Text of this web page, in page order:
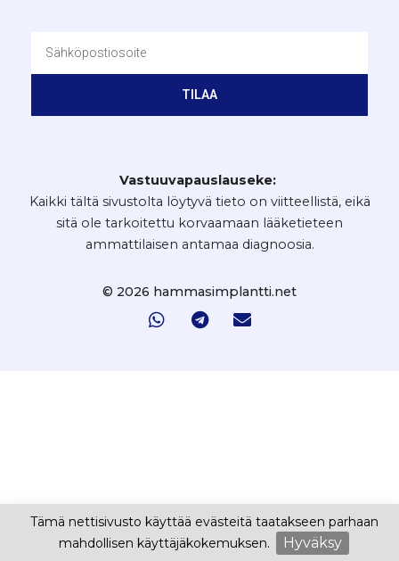
TILAA
Vastuuvapauslauseke:
Kaikki tältä sivustolta löytyvä tieto on viitteellistä, eikä
sitä ole tarkoitettu korvaamaan lääketieteen
ammattilaisen antamaa diagnoosia.
© 2026 hammasimplantti.net
Tämä nettisivusto käyttää evästeitä taatakseen parhaan
mahdollisen käyttäjäkokemuksen.
Hyväksy